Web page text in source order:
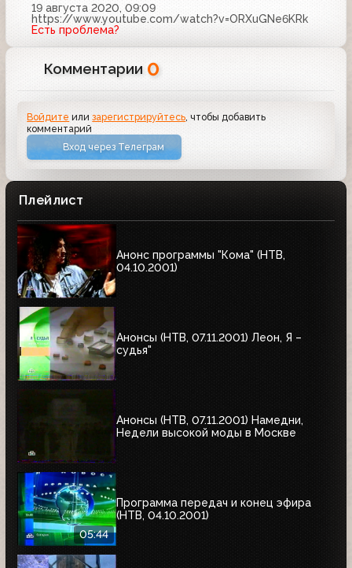
19 августа 2020, 09:09
https://www.youtube.com/watch?v=ORXuGNe6KRk
Есть проблема?
Комментарии 0
Войдите илизарегистрируйтесь , чтобы добавить
комментарий
Вход через Телеграм
Плейлист
Анонс программы "Кома" (НТВ,
04.10.2001)
Анонсы (НТВ, 07.11.2001) Леон, Я –
судья"
Анонсы (НТВ, 07.11.2001) Намедни,
Недели высокой моды в Москве
05:44
Программа передач и конец эфира
(НТВ, 04.10.2001)